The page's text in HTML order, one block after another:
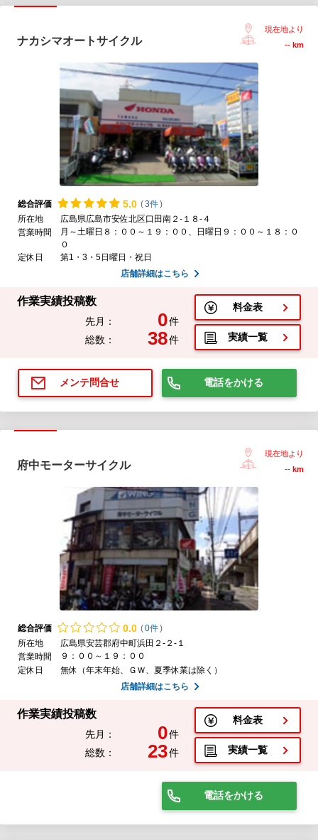
ナカシマオートサイクル
現在地より
-- km
総合評価 5.0 (3件)
所在地
広島県広島市安佐北区口田南２-１８-４
営業時間
月～土曜日８：００～１９：００、日曜日９：００～１８：０
０
定休日
第1・3・5日曜日・祝日
店舗詳細はこちら
作業実績投稿数
先月： 0件
総数：
38件
料金表
実績一覧
メンテ問合せ 電話をかける
府中モーターサイクル
現在地より
-- km
総合評価 0.0 (0件)
所在地
広島県安芸郡府中町浜田２-２-１
営業時間
９：００～１９：００
定休日
無休（年末年始、ＧＷ、夏季休業は除く）
店舗詳細はこちら
作業実績投稿数
先月： 0件
総数：
23件
料金表
実績一覧
電話をかける